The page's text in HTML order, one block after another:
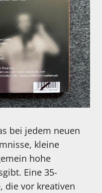
bei jedem neuen
kleine
hohe
Eine 35-
die vor kreativen